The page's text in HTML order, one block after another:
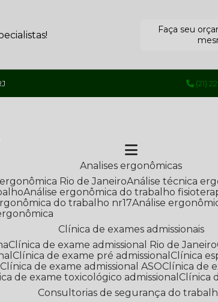
Faça seu
(21)
Analises ergonômicas
ergonômica Rio de Janeiro Análise técnica
Análise ergonômica do trabalho
do trabalho nr17 Análise
Clínica de exames admissionais
Clínica de exame admissional Rio de Janeiro
Clínica de exame pré admissional
Clínica
Clínica de exame admissional ASO
Clínica de
de exame toxicológico admissional
Consultorias de segurança do